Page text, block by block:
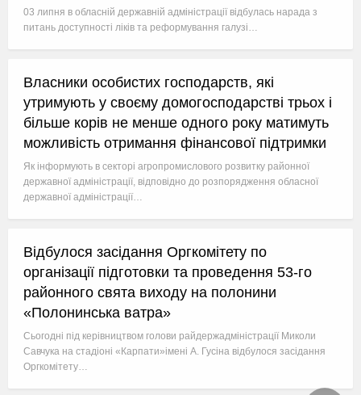
03 липня в обласній державній адміністрації відбулась нарада з
питань доступності ліків та реформування галузі…
Власники особистих господарств, які
утримують у своєму домогосподарстві трьох і
більше корів не менше одного року матимуть
можливість отримання фінансової підтримки
Як інформують в секторі агропромислового розвитку районної
державної адміністрації, відповідно до розпорядження обласної
державної адміністрації…
Відбулося засідання Оргкомітету по
організації підготовки та проведення 53-го
районного свята виходу на полонини
«Полонинська ватра»
Сьогодні під керівництвом голови райдержадміністрації Миколи
Савчука на стадіоні «Карпати»імені А. Гусіна відбулося засідання
Оргкомітету…